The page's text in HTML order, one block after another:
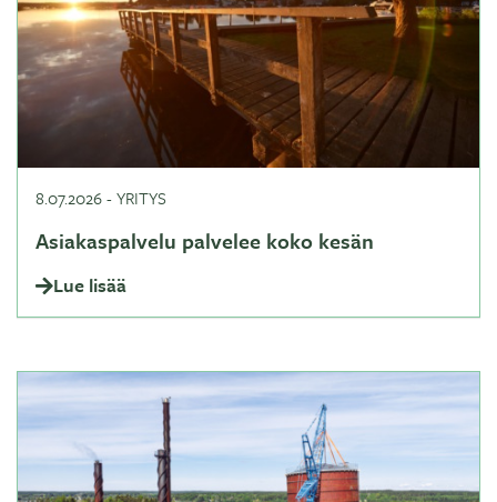
8.07.2026-YRITYS
Asiakaspalvelu palvelee koko kesän
Lue lisää